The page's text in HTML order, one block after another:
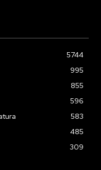
5744
995
855
596
583
485
309